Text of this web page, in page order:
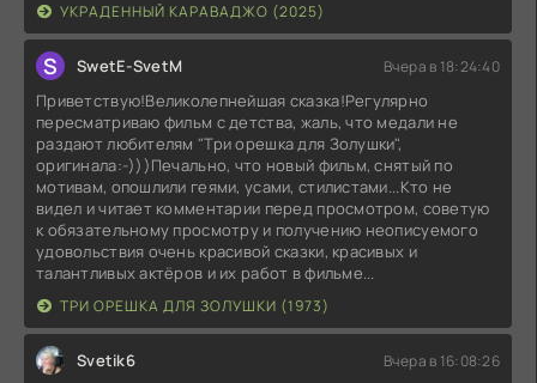
УКРАДЕННЫЙ КАРАВАДЖО (2025)
S SwetE-SvetM Вчера в 18:24:40
Приветствую!Великолепнейшая сказка!Регулярно
пересматриваю фильм с детства, жаль, что медали не
раздают любителям "Три орешка для Золушки",
оригинала:-)))Печально, что новый фильм, снятый по
мотивам, опошлили геями, усами, стилистами...Кто не
видел и читает комментарии перед просмотром, советую
к обязательному просмотру и получению неописуемого
удовольствия очень красивой сказки, красивых и
талантливых актёров и их работ в фильме...
ТРИ ОРЕШКА ДЛЯ ЗОЛУШКИ (1973)
Svetik6 Вчера в 16:08:26